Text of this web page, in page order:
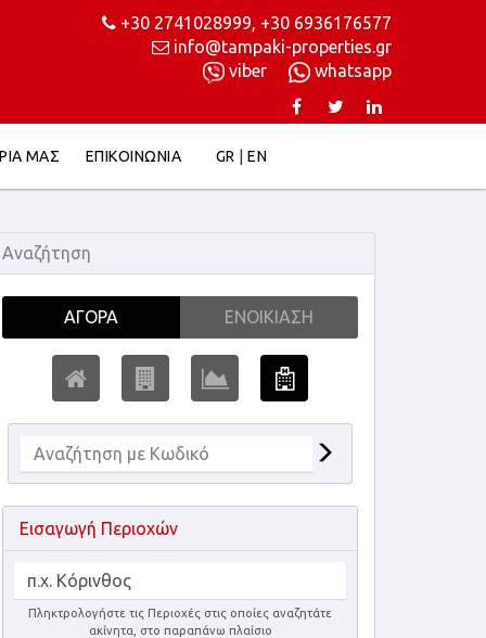
+30 2741028999, +30 6936176577
info@tampaki-properties.gr
viber
whatsapp
ΜΑΣ ΕΠΙΚΟΙΝΩΝΙΑ GR EN
Αναζήτηση
ΑΓΟΡΆ ΕΝΟΙΚΊΑΣΗ
Εισαγωγή Περιοχών
Πληκτρολογήστε τις Περιοχές στις οποίες αναζητάτε
ακίνητα, στο παραπάνω πλαίσιο